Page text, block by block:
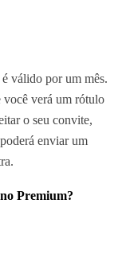
válido por um mês.
você verá um rótulo
o seu convite,
enviar um
Premium?